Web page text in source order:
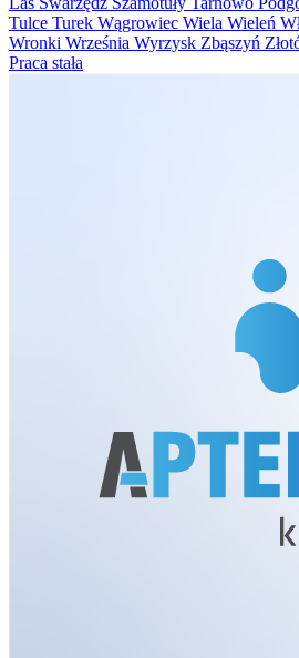
Tulce Turek Wągrowiec Wiela Wieleń
Wronki Września Wyrzysk Zbąszyń
Praca stała